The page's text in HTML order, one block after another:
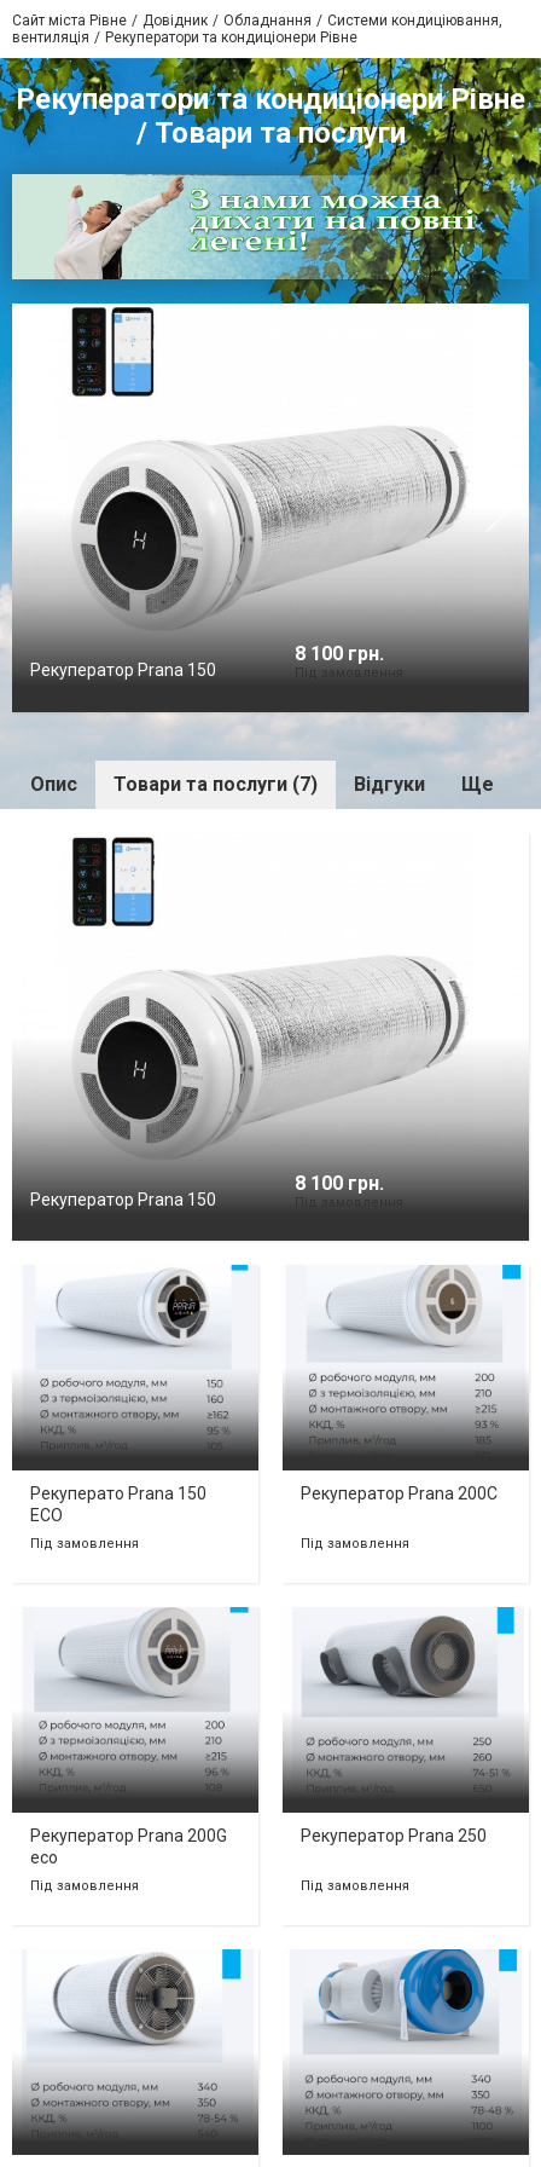
Сайт міста Рівне Довідник Обладнання
Системи кондиціювання,
вентиляція
Рекуператори та кондиціонери Рівне
Рекуператори та кондиціонери Рівне
/ Товари та послуги
Рекуператор Prana 150
8 100 грн.
Під замовлення
Опис Товари та послуги (7) Відгуки Ще
Рекуператор Prana 150
8 100 грн.
Під замовлення
Рекуперато Prana 150
ECO
Під замовлення
Рекуператор Prana 200C
Під замовлення
Рекуператор Prana 200G
есо
Під замовлення
Рекуператор Prana 250
Під замовлення